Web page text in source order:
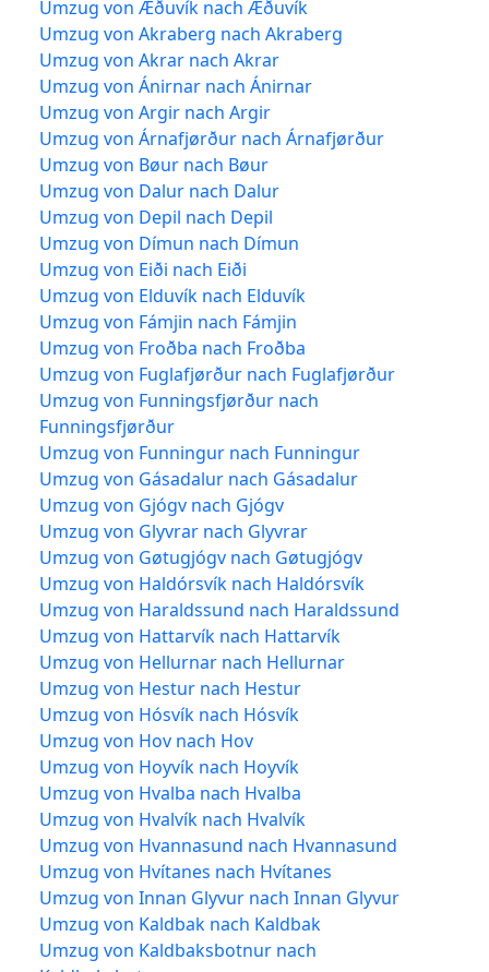
Umzug von Æðuvík nach Æðuvík
Umzug von Akraberg nach Akraberg
Umzug von Akrar nach Akrar
Umzug von Ánirnar nach Ánirnar
Umzug von Argir nach Argir
Umzug von Árnafjørður nach Árnafjørður
Umzug von Bøur nach Bøur
Umzug von Dalur nach Dalur
Umzug von Depil nach Depil
Umzug von Dímun nach Dímun
Umzug von Eiði nach Eiði
Umzug von Elduvík nach Elduvík
Umzug von Fámjin nach Fámjin
Umzug von Froðba nach Froðba
Umzug von Fuglafjørður nach Fuglafjørður
Umzug von Funningsfjørður nach
Funningsfjørður
Umzug von Funningur nach Funningur
Umzug von Gásadalur nach Gásadalur
Umzug von Gjógv nach Gjógv
Umzug von Glyvrar nach Glyvrar
Umzug von Gøtugjógv nach Gøtugjógv
Umzug von Haldórsvík nach Haldórsvík
Umzug von Haraldssund nach Haraldssund
Umzug von Hattarvík nach Hattarvík
Umzug von Hellurnar nach Hellurnar
Umzug von Hestur nach Hestur
Umzug von Hósvík nach Hósvík
Umzug von Hov nach Hov
Umzug von Hoyvík nach Hoyvík
Umzug von Hvalba nach Hvalba
Umzug von Hvalvík nach Hvalvík
Umzug von Hvannasund nach Hvannasund
Umzug von Hvítanes nach Hvítanes
Umzug von Innan Glyvur nach Innan Glyvur
Umzug von Kaldbak nach Kaldbak
Umzug von Kaldbaksbotnur nach